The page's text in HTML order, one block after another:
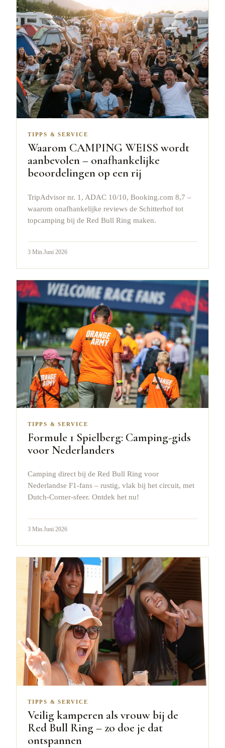
TIPPS & SERVICE
Waarom CAMPING WEISS wordt
aanbevolen – onafhankelijke
beoordelingen op een rij
TripAdvisor nr. 1, ADAC 10/10, Booking.com 8,7 –
waarom onafhankelijke reviews de Schitterhof tot
topcamping bij de Red Bull Ring maken.
3 Min.Juni 2026
TIPPS & SERVICE
Formule 1 Spielberg: Camping-gids
voor Nederlanders
Camping direct bij de Red Bull Ring voor
Nederlandse F1-fans – rustig, vlak bij het circuit, met
Dutch-Corner-sfeer. Ontdek het nu!
3 Min.Juni 2026
TIPPS & SERVICE
Veilig kamperen als vrouw bij de
Red Bull Ring – zo doe je dat
ontspannen